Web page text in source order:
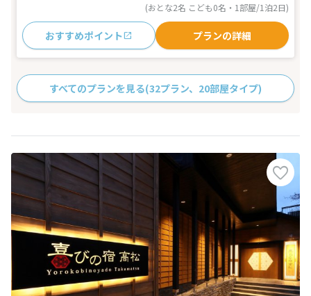
(おとな2名 こども0名・1部屋/1泊2日)
おすすめポイント プランの詳細
すべてのプランを見る(32プラン、20部屋タイプ)